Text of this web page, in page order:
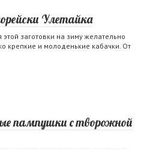
Улетайка
заготовки на зиму желательно
крепкие и молоденькие кабачки. От
пампушки с творожной